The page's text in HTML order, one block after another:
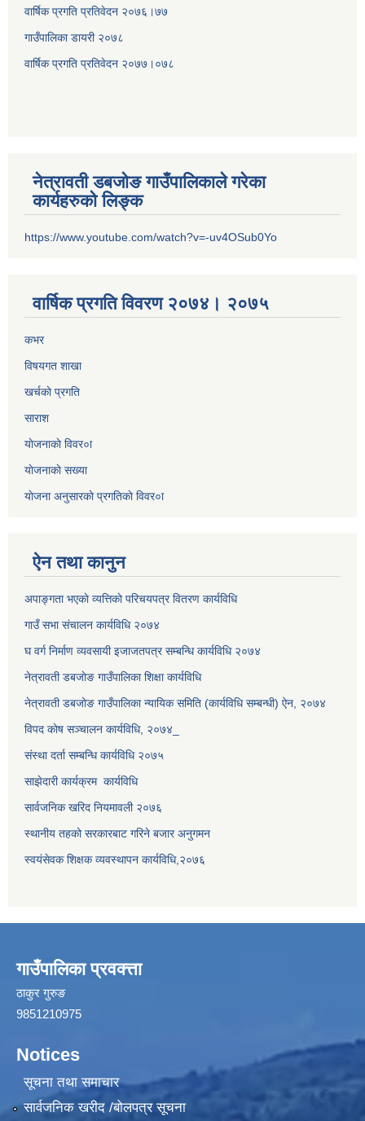
वार्षिक प्रगति प्रतिवेदन २०७६।७७
गाउँपालिका डायरी २०७८
वार्षिक प्रगति प्रतिवेदन २०७७।०७८
नेत्रावती डबजोङ गाउँपालिकाले गरेका
कार्यहरुको लिङ्क
https://www.youtube.com/watch?v=-uv4OSub0Yo
वार्षिक प्रगति विवरण २०७४। २०७५
कभर
विषयगत शाखा
खर्चकाे प्रगति
साराश
याेजनाकाे विवर०ा
याेजनाकाे सख्या
याेजना अनुसारकाे प्रगतिकाे विवर०ा
ऐन तथा कानुन
अपाङ्गता भएकाे व्यत्तिकाे परिचयपत्र वितरण कार्यविधि
गाउँ सभा संचालन कार्यविधि २०७४
घ वर्ग निर्माण व्यवसायी इजाजतपत्र सम्बन्धि कार्यविधि २०७४
नेत्रावती डबजाेङ गाउँपालिका शिक्षा कार्यविधि
नेत्रावती डबजोङ गाउँपालिका न्यायिक समिति (कार्यविधि सम्बन्धी) ऐन, २०७४
विपद काेष सञ्चालन कार्यविधि, २०७४_
संस्था दर्ता सम्बन्धि कार्यविधि २०७५
साझेदारी कार्यक्रम कार्यविधि
सार्वजनिक खरिद नियमावली २०७६
स्थानीय तहको सरकारबाट गरिने बजार अनुगमन
स्वयंसेवक शिक्षक व्यवस्थापन कार्यविधि,२०७६
गाउँपालिका प्रवक्त्ता
ठाकुर गुरुङ
9851210975
Notices
सूचना तथा समाचार
सार्वजनिक खरीद /बोलपत्र सूचना